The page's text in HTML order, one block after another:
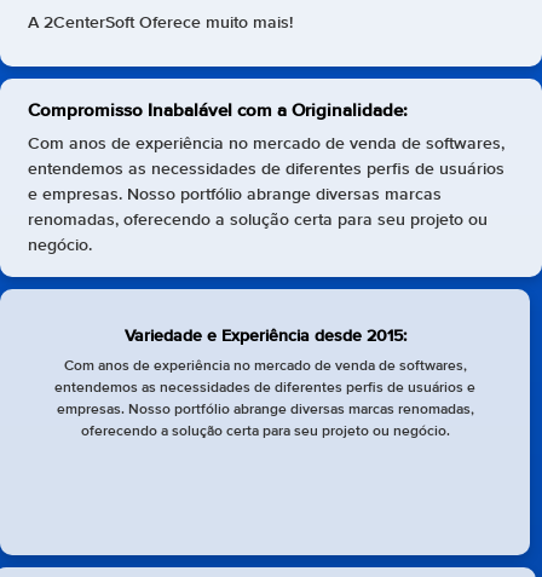
A 2CenterSoft Oferece muito mais!
Compromisso Inabalável com a Originalidade:
Com anos de experiência no mercado de venda de softwares,
entendemos as necessidades de diferentes perfis de usuários
e empresas. Nosso portfólio abrange diversas marcas
renomadas, oferecendo a solução certa para seu projeto ou
negócio.
Variedade e Experiência desde 2015:
Com anos de experiência no mercado de venda de softwares,
entendemos as necessidades de diferentes perfis de usuários e
empresas. Nosso portfólio abrange diversas marcas renomadas,
oferecendo a solução certa para seu projeto ou negócio.